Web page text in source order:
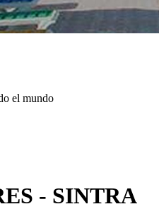
el mundo
- SINTRA